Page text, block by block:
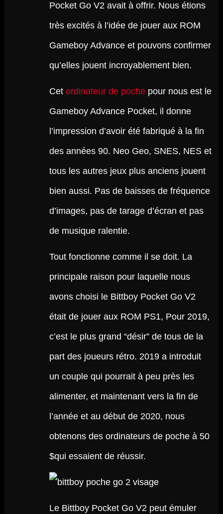
Pocket Go V2 avait à offrir. Nous étions
très excités à l’idée de jouer aux ROM
Gameboy Advance et pouvons confirmer
qu’elles jouent incroyablement bien.
Cet ordinateur de pochepour nous est le
Gameboy Advance Pocket, il donne
l’impression d’avoir été fabriqué à la fin
des années 90. Neo Geo, SNES, NES et
tous les autres jeux plus anciens jouent
bien aussi. Pas de baisses de fréquence
d’images, pas de tarage d’écran et pas
de musique ralentie.
Tout fonctionne comme il se doit. La
principale raison pour laquelle nous
avons choisi le Bittboy Pocket Go V2
était de jouer aux ROM PS1, Pour 2019,
c’est le plus grand “désir” de tous de la
part des joueurs rétro. 2019 a introduit
un couple qui pourrait à peu près les
alimenter, et maintenant vers la fin de
l’année et au début de 2020, nous
obtenons des ordinateurs de poche à 50
$qui essaient de réussir.
Le Bittboy Pocket Go V2 peut émuler